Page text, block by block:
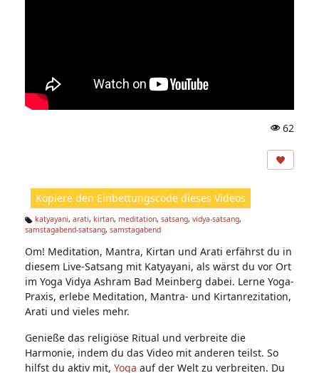
ns
ic
62
Kopiere den Einbettungscode dieses Videos
Ta
s:
katyayani, arati, kirtan, meditation, satsang, vidya-satsang,
samstagabend-satsang, samstagabend
Om! Meditation, Mantra, Kirtan und Arati erfährst du in
diesem Live-Satsang mit Katyayani, als wärst du vor Ort
im Yoga Vidya Ashram Bad Meinberg dabei. Lerne Yoga-
Praxis, erlebe Meditation, Mantra- und Kirtanrezitation,
Arati und vieles mehr.
Genieße das religiöse Ritual und verbreite die
Harmonie, indem du das Video mit anderen teilst. So
hilfst du aktiv mit, Yoga auf der Welt zu verbreiten. Du